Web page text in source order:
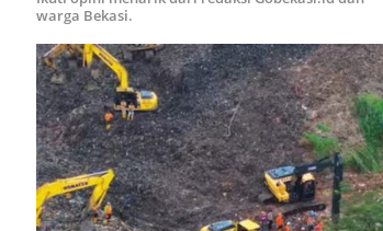
warga Bekasi.